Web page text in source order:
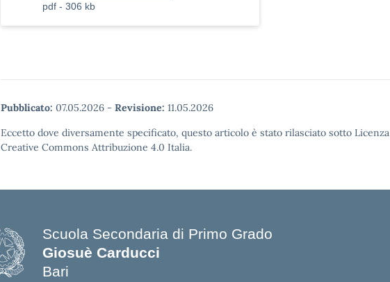
pdf - 306 kb
Pubblicato: 07.05.2026 - Revisione: 11.05.2026
Eccetto dove diversamente specificato, questo articolo è stato rilasciato sotto Licenza
Creative Commons Attribuzione 4.0 Italia.
Scuola Secondaria di Primo Grado
Giosuè Carducci
Bari